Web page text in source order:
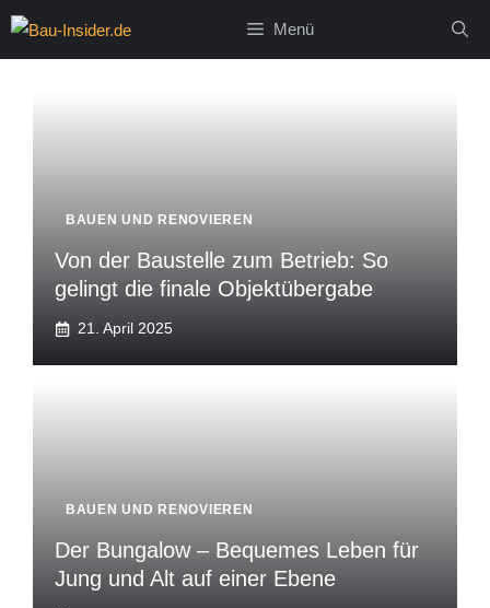
Zum
Menü
BAUEN UND RENOVIEREN
Von der Baustelle zum Betrieb: So
gelingt die finale Objektübergabe
21. April 2025
BAUEN UND RENOVIEREN
Der Bungalow – Bequemes Leben für
Jung und Alt auf einer Ebene